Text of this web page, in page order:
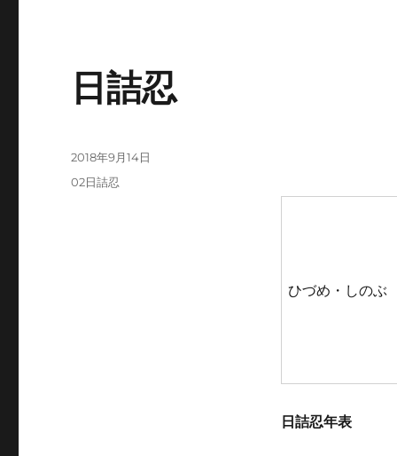
日詰忍
ひづめ・しのぶ
日詰忍年表
投
2018年9月14日
カ
02日詰忍